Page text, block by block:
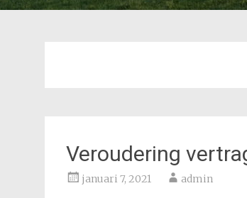
Veroudering
januari 7, 2021 admin